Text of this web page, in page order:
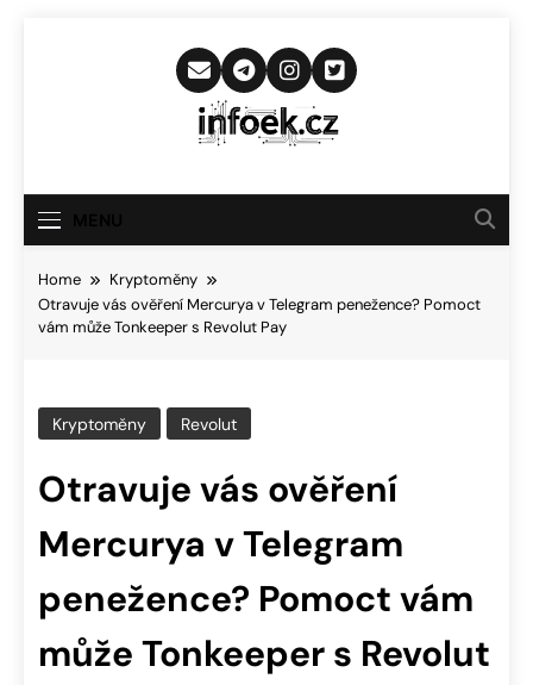
Infoek.cz
Novinkám
Home
Kryptoměny
Otravuje vás ověření Mercurya v Telegram penežence? Pomoct
vám může Tonkeeper s Revolut Pay
Kryptoměny Revolut
Otravuje vás ověření
Mercurya v Telegram
penežence? Pomoct vám
může Tonkeeper s Revolut